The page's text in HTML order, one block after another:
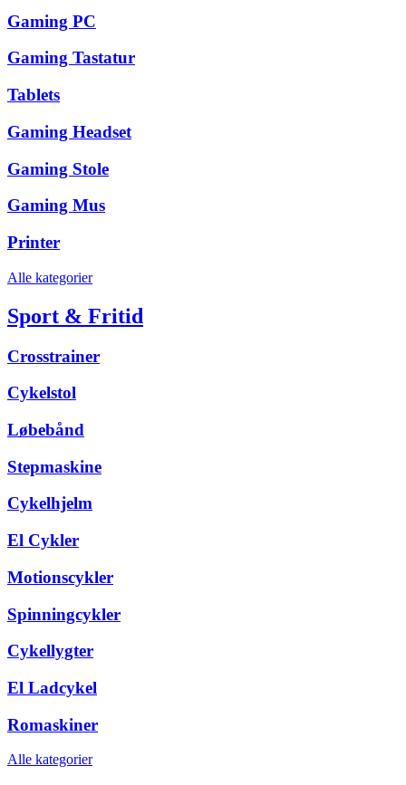
Gaming PC
Gaming Tastatur
Tablets
Gaming Headset
Gaming Stole
Gaming Mus
Printer
Alle kategorier
Sport & Fritid
Crosstrainer
Cykelstol
Løbebånd
Stepmaskine
Cykelhjelm
El Cykler
Motionscykler
Spinningcykler
Cykellygter
El Ladcykel
Romaskiner
Alle kategorier